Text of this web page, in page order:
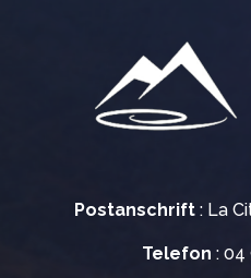
Postanschrift : La
Telefon : 04